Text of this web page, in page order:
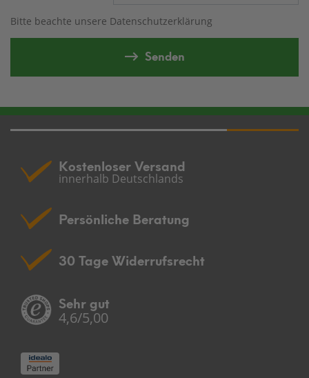
Bitte beachte unsere Datenschutzerklärung
Senden
Kostenloser Versand
innerhalb Deutschlands
Persönliche Beratung
30 Tage Widerrufsrecht
Sehr gut
4,6/5,00